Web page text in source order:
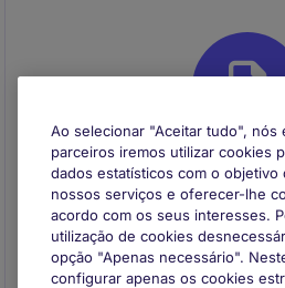
Envie o
Envie o seu CV para se
contacto consigo
oportunidade que se
Ao selecionar "Aceitar tudo", nós
parceiros iremos utilizar cookies
dados estatísticos com o objetivo
nossos serviços e oferecer-lhe
acordo com os seus interesses.
utilização de cookies
opção "Apenas necessário".
configurar apenas os cookies